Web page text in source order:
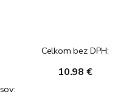
Celkom bez DPH:
10.98 €